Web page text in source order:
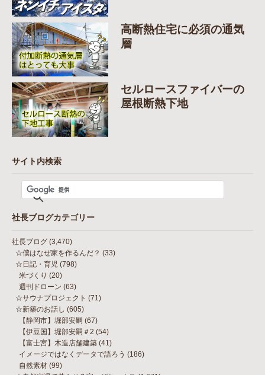
高断熱住宅に必須の通気
層
セルロースファイバーの
屋根断熱下地
サイト内検索
社長ブログカテゴリー
社長ブログ (3,470)
☆僕はなぜ家を作るんだ？ (33)
☆日記・育児 (798)
米づくり (20)
週刊ドローン (63)
☆サウナプロジェクト (71)
☆新築のお話し (605)
【静岡市】堀部安嗣 (67)
【伊豆国】堀部安嗣＃2 (54)
【富士宮】木造店舗建築 (41)
イメージではなくデータで語ろう (186)
自然素材 (99)